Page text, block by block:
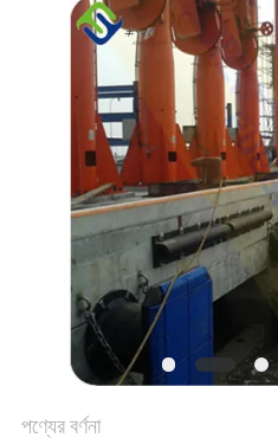
PRIVACY
POLICY
পণ্যের বর্ণনা